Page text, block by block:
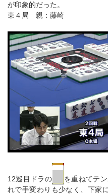
が印象的だった。
東４局 親：藤崎
12巡目ドラの を重ねてテン
れで手変わりも少なく、下家